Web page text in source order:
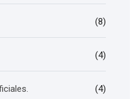
(8)
(4)
(4)